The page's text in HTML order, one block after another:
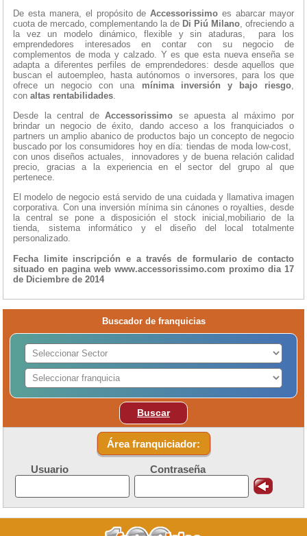
De esta manera, el propósito deAccessorissimo es abarcar mayor
cuota de mercado, complementando la de Di Piú Milano, ofreciendo a
la vez un modelo dinámico, flexible y sin ataduras, para los
emprendedores interesados en contar con su negocio de
complementos de moda y calzado. Y es que esta nueva enseña se
adapta a diferentes perfiles de emprendedores: desde aquellos que
buscan el autoempleo, hasta autónomos o inversores, para los que
ofrece un negocio con una mínima inversión y bajo riesgo,
con altas rentabilidades.
Desde la central deAccessorissimo se apuesta al máximo por
brindar un negocio de éxito, dando acceso a los franquiciados o
partners un amplio abanico de productos bajo un concepto de negocio
buscado por los consumidores hoy en día: tiendas de moda low-cost,
con unos diseños actuales, innovadores y de buena relación calidad
precio, gracias a la experiencia en el sector del grupo al que
pertenece.
El modelo de negocio está servido de una cuidada y llamativa imagen
corporativa. Con una inversión mínima sin cánones o royalties, desde
la central se pone a disposición el stock inicial,mobiliario de la
tienda, sistema informático y el diseño del local totalmente
personalizado.
Fecha limite inscripción e a través de formulario de contacto
situado en pagina web www.accessorissimo.com proximo dia 17
de Diciembre de 2014
Buscador de franquicias
Buscar
Área franquiciador:
Usuario Contraseña